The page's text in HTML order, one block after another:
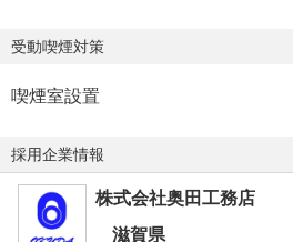
得法寺本堂改築
長圓寺本堂・寺務所・物入改築工
法輪山正明寺座禅堂改築工事
《弊社の思い》
屋内原則禁煙（喫煙室あり）
受動喫煙対策
喫煙室設置
採用企業情報
株式会社奥田工務店
滋賀県